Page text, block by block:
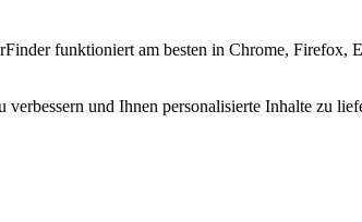
funktioniert am besten in Chrome, Firefox,
und Ihnen personalisierte Inhalte zu